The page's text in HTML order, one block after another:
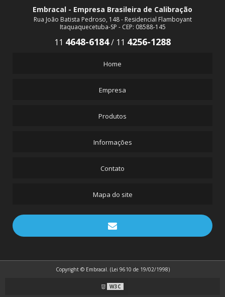
Embracal - Empresa Brasileira de Calibração
Rua João Batista Pedroso, 148 - Residencial Flamboyant
Itaquaquecetuba-SP - CEP: 08588-145
11 4648-6184/ 11 4256-1288
Home
Empresa
Produtos
Informações
Contato
Mapa do site
Copyright © Embracal. (Lei 9610 de 19/02/1998)
W3C